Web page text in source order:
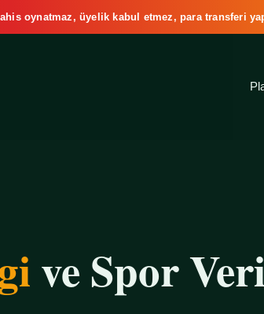
oynatmaz, üyelik kabul etmez, para transferi
ve Spor